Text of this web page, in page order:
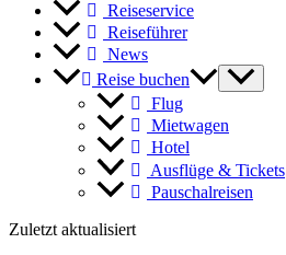
Reiseservice
Reiseführer
News
Reise buchen
Flug
Mietwagen
Hotel
Ausflüge & Tickets
Pauschalreisen
Zuletzt aktualisiert